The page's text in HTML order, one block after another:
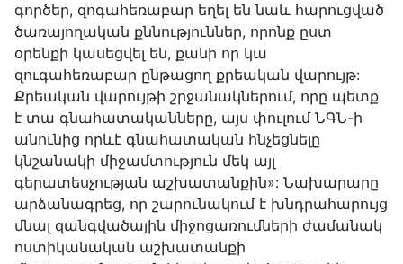
գործեր, զոգահեռաբար եղել են նաև հարուցված
ծառայողական քննություններ, որոնք ըստ
օրենքի կասեցվել են, քանի որ կա
զուգահեռաբար ընթացող քրեական վարույթ:
Քրեական վարույթի շրջանակներում, որը պետք
է տա գնահատականները, այս փուլում ՆԳՆ-ի
անունից որևէ գնահատական հնչեցնելը
կնշանակի միջամտություն մեկ այլ
գերատեսչության աշխատանքին»: Նախարարը
արձանագրեց, որ շարունակում է խնդրահարույց
մնալ զանգվածային միջոցառումների ժամանակ
ոստիկանական աշխատանքի